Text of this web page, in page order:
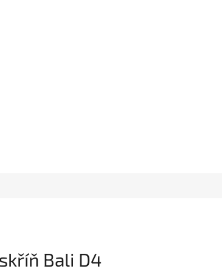
Bali D4